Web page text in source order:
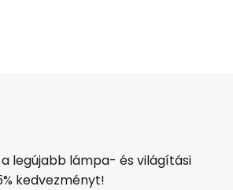
legújabb lámpa- és világítási
kedvezményt!